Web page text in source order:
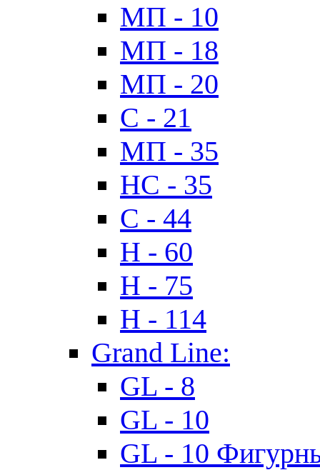
МП - 10
МП - 18
МП - 20
C - 21
МП - 35
HC - 35
C - 44
H - 60
H - 75
H - 114
Grand Line:
GL - 8
GL - 10
GL - 10